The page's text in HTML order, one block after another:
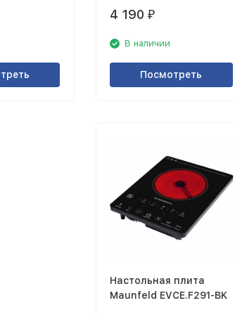
4 190 ₽
В наличии
Посмотреть
Настольная плита
Maunfeld EVCE.F291-BK